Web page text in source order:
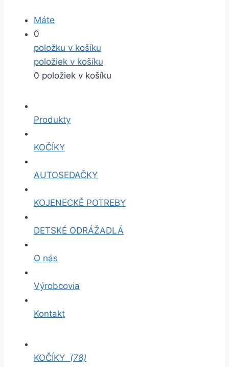
Máte
0
položku v košíku
položiek v košíku
0 položiek v košíku
Produkty
KOČÍKY
AUTOSEDAČKY
KOJENECKÉ POTREBY
DETSKÉ ODRÁŽADLÁ
O nás
Výrobcovia
Kontakt
KOČÍKY (78)